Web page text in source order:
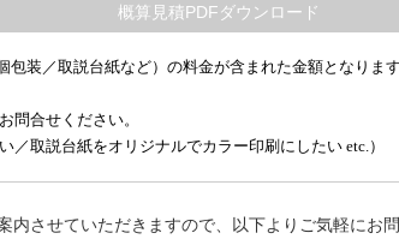
装／取説台紙など）の料金が含まれた金額となります
問合せください。
取説台紙をオリジナルでカラー印刷にしたい etc.）
させていただきますので、以下よりご気軽にお問